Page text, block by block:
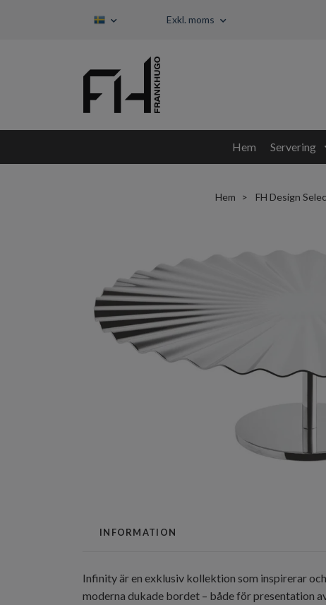
Exkl. moms
Hem Servering
Hem FH Design
INFORMATION
Infinity är en exklusiv kollektion som inspirerar
moderna dukade bordet – både för presentation